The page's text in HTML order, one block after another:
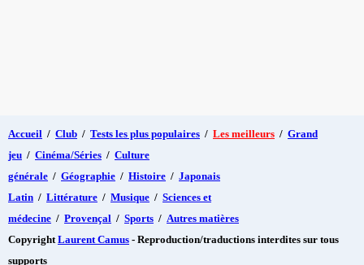
Accueil / Club / Tests les plus populaires / Les meilleurs / Grand
jeu / Cinéma/Séries / Culture
générale / Géographie / Histoire / Japonais
Latin / Littérature / Musique / Sciences et
médecine / Provençal / Sports / Autres matières
Copyright Laurent Camus - Reproduction/traductions interdites sur tous
supports